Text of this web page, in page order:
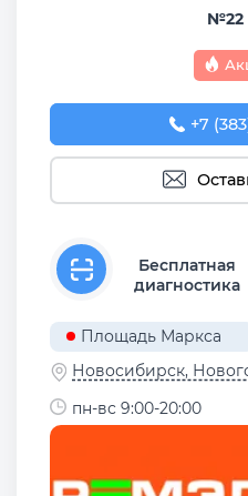
№22
+7
+7
Бесплатная
диагностика
Площадь Маркса
Новосибирск,
пн-вс 9:00-20:00